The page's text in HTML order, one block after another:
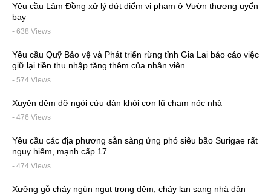
Yêu cầu Lâm Đồng xử lý dứt điểm vi phạm ở Vườn thượng uyển
bay
- 638 Views
Yêu cầu Quỹ Bảo vệ và Phát triển rừng tỉnh Gia Lai báo cáo việc
giữ lại tiền thu nhập tăng thêm của nhân viên
- 574 Views
Xuyên đêm dỡ ngói cứu dân khỏi cơn lũ chạm nóc nhà
- 476 Views
Yêu cầu các địa phương sẵn sàng ứng phó siêu bão Surigae rất
nguy hiểm, mạnh cấp 17
- 474 Views
Xưởng gỗ cháy ngùn ngụt trong đêm, cháy lan sang nhà dân